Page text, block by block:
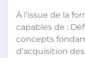
À l’issue de la
capables de :
concepts
d’acquisition des